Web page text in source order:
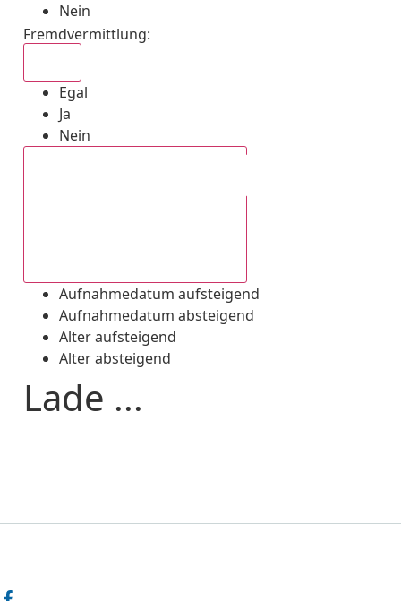
Nein
Fremdvermittlung:
Egal
Ja
Nein
Aufnahmedatum aufsteigend
Aufnahmedatum absteigend
Alter aufsteigend
Alter absteigend
Lade ...